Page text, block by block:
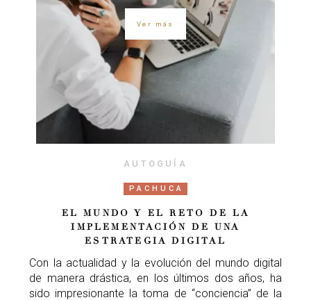
Ver más
AUTOGUÍA
PACHUCA
EL MUNDO Y EL RETO DE LA
IMPLEMENTACIÓN DE UNA
ESTRATEGIA DIGITAL
Con la actualidad y la evolución del mundo digital
de manera drástica, en los últimos dos años, ha
sido impresionante la toma de “conciencia” de la